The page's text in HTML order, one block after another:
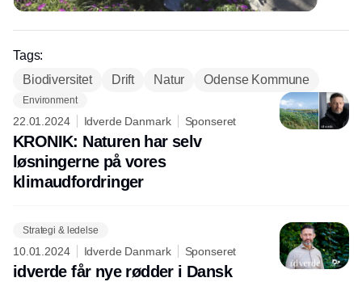
Tags:
Biodiversitet
Drift Natur Odense Kommune
Environment
22.01.2024 Idverde Danmark Sponseret
KRONIK: Naturen har selv
løsningerne på vores
klimaudfordringer
Strategi & ledelse
10.01.2024 Idverde Danmark Sponseret
idverde får nye rødder i Dansk